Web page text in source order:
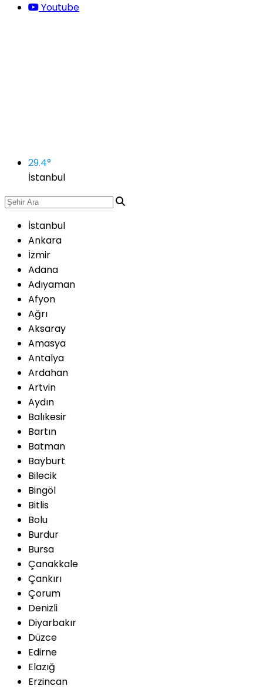
Youtube
29.4°
İstanbul
İstanbul
Ankara
İzmir
Adana
Adıyaman
Afyon
Ağrı
Aksaray
Amasya
Antalya
Ardahan
Artvin
Aydın
Balıkesir
Bartın
Batman
Bayburt
Bilecik
Bingöl
Bitlis
Bolu
Burdur
Bursa
Çanakkale
Çankırı
Çorum
Denizli
Diyarbakır
Düzce
Edirne
Elazığ
Erzincan